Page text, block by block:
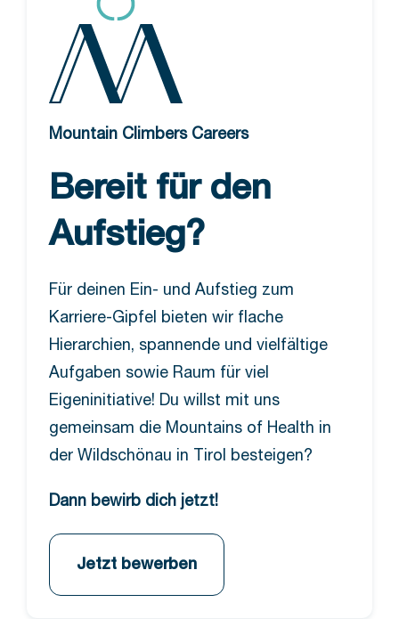
Mountain Climbers Careers
Bereit für den
Aufstieg?
Für deinen Ein- und Aufstieg zum
Karriere-Gipfel bieten wir flache
Hierarchien, spannende und vielfältige
Aufgaben sowie Raum für viel
Eigeninitiative! Du willst mit uns
gemeinsam die Mountains of Health in
der Wildschönau in Tirol besteigen?
Dann bewirb dich jetzt!
Jetzt bewerben